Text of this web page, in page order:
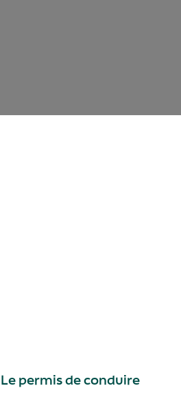
Le permis de conduire